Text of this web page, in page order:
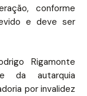
conforme
e deve ser
Rigamonte
da autarquia
por invalidez